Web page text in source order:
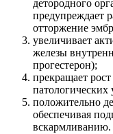
детородного
предупреждает
отторжение
увеличивает
железы
прогестерон);
прекращает
положительно
обеспечивая
вскармливанию.